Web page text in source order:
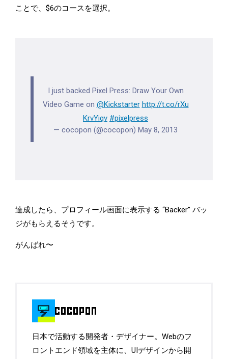
ことで、$6のコースを選択。
I just backed Pixel Press: Draw Your Own
Video Game on @Kickstarter http://t.co/rXu
KrvYiqv #pixelpress
— cocopon (@cocopon) May 8, 2013
達成したら、プロフィール画面に表示する “Backer” バッ
ジがもらえるそうです。
がんばれ〜
日本で活動する開発者・デザイナー。Webのフ
ロントエンド領域を主体に、UIデザインから開